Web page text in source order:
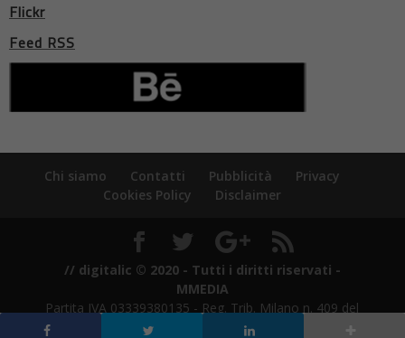
Flickr
Feed RSS
Chi siamo Contatti Pubblicità
Privacy
Cookies Policy
Disclaimer
// digitalic © 2020 - Tutti i diritti riservati -
MMEDIA
Partita IVA 03339380135 - Reg. Trib. Milano n. 409 del
21/7/2011 - ROC n. 21424 del 3/8/2011